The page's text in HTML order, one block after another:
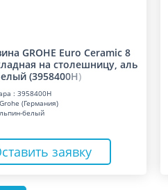
GROHE Euro Ceramic 8
на столешницу, аль
(3958400H)
: 3958400H
(Германия)
белый
заявку